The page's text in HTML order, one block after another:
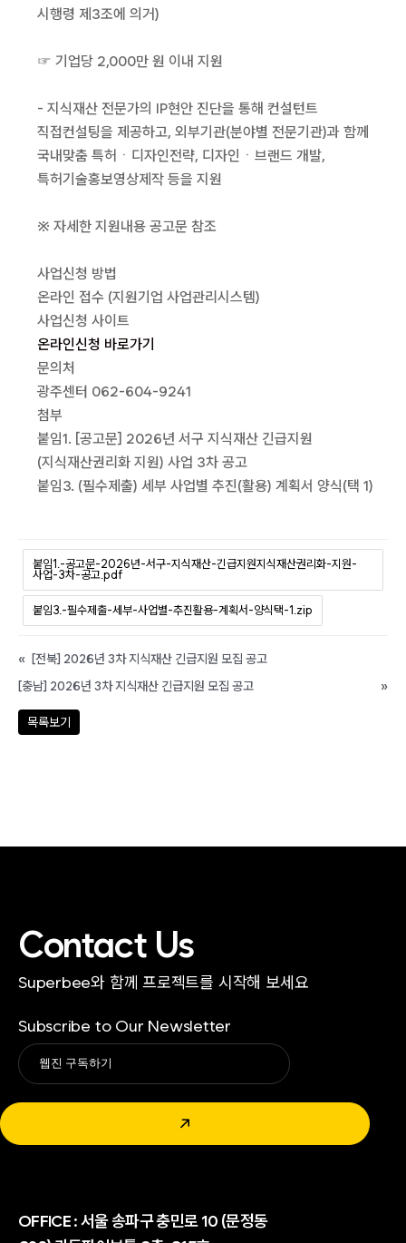
시행령 제3조에 의거)
☞ 기업당 2,000만 원 이내 지원
- 지식재산 전문가의 IP현안 진단을 통해 컨설턴트
직접컨설팅을 제공하고, 외부기관(분야별 전문기관)과 함께
국내맞춤 특허ㆍ디자인전략, 디자인ㆍ브랜드 개발,
특허기술홍보영상제작 등을 지원
※ 자세한 지원내용 공고문 참조
사업신청 방법
온라인 접수 (지원기업 사업관리시스템)
사업신청 사이트
온라인신청 바로가기
문의처
광주센터 062-604-9241
첨부
붙임1. [공고문] 2026년 서구 지식재산 긴급지원
(지식재산권리화 지원) 사업 3차 공고
붙임3. (필수제출) 세부 사업별 추진(활용) 계획서 양식(택 1)
붙임1.-공고문-2026년-서구-지식재산-긴급지원지식재산권리화-지원-
사업-3차-공고.pdf
붙임3.-필수제출-세부-사업별-추진활용-계획서-양식택-1.zip
« [전북] 2026년 3차 지식재산 긴급지원 모집 공고
[충남] 2026년 3차 지식재산 긴급지원 모집 공고
»
목록보기
Contact Us
Superbee와 함께 프로젝트를 시작해 보세요
Subscribe to Our Newsletter
↗
Alternative:
OFFICE :서울 송파구 충민로 10 (문정동